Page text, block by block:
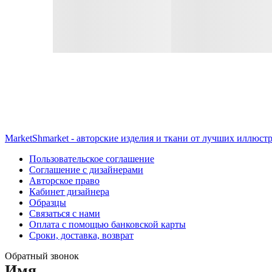
MarketShmarket - авторские изделия и ткани от лучших
Пользовательское соглашение
Соглашение с дизайнерами
Авторское право
Кабинет дизайнера
Образцы
Связаться с нами
Оплата с помощью банковской карты
Сроки, доставка, возврат
Обратный звонок